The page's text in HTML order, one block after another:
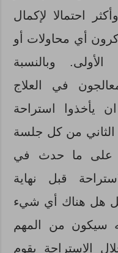
احتمالا لإكمال
أي محاولات أو
وبالنسبة
في العلاج
يأخذوا استراحة
الثاني من كل جلسة
على ما حدث في
قبل نهاية
هل هناك أي شيء
سيكون من المهم
الاستراحة يقوم